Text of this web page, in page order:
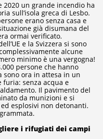
2020 un grande incendio ha
sull’isola greca di Lesbo.
erano senza casa e
già disumana del
ormai verificato.
e la Svizzera si sono
alcune
minimo è una vergogna!
persone che hanno
ora in attesa in un
senza acqua e
Il pavimento del
da munizioni e si
esplosivi non detonanti.
i rifugiati dei campi